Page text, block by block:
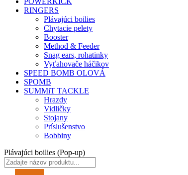
RINGERS
Plávajúci boilies
Chytacie pelety
Booster
Method & Feeder
Snag ears, rohatinky
Vyťahovače háčikov
SPEED BOMB OLOVÁ
SPOMB
SUMMiT TACKLE
Hrazdy
Vidličky
Stojany
Príslušenstvo
Bobbiny
Plávajúci boilies (Pop-up)